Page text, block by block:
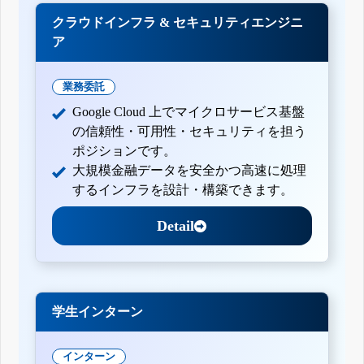
クラウドインフラ & セキュリティエンジニ
ア
業務委託
Google Cloud 上でマイクロサービス基盤
の信頼性・可用性・セキュリティを担う
ポジションです。
大規模金融データを安全かつ高速に処理
するインフラを設計・構築できます。
Detail
学生インターン
インターン